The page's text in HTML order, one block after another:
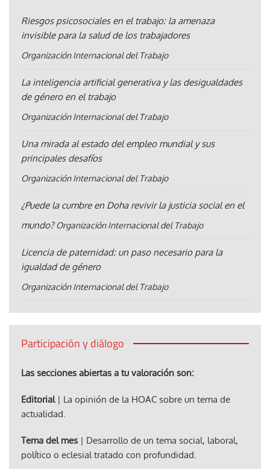
Riesgos psicosociales en el trabajo: la amenaza
invisible para la salud de los trabajadores
Organización Internacional del Trabajo
La inteligencia artificial generativa y las desigualdades
de género en el trabajo
Organización Internacional del Trabajo
Una mirada al estado del empleo mundial y sus
principales desafíos
Organización Internacional del Trabajo
¿Puede la cumbre en Doha revivir la justicia social en el
mundo? Organización Internacional del Trabajo
Licencia de paternidad: un paso necesario para la
igualdad de género
Organización Internacional del Trabajo
Participación y diálogo
Las secciones abiertas a tu valoración son:
Editorial| La opinión de la HOAC sobre un tema de
actualidad.
Tema del mes | Desarrollo de un tema social, laboral,
político o eclesial tratado con profundidad.